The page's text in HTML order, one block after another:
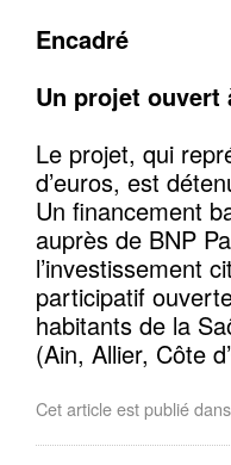
Encadré
Un projet ouvert
Le projet, qui
d’euros, est
Un financement
auprès de BNP
l’investissement
participatif
habitants de la
(Ain, Allier, Côte
Cet article est publié dans